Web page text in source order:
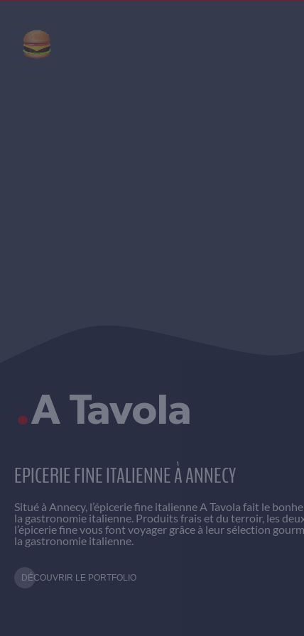
.A Tavola
EPICERIE FINE ITALIENNE À ANNECY
Situé à Annecy, l’épicerie fine italienne A Tavola fait le
la gastronomie italienne. Produits frais et du terroir, les
l’épicerie fine vous font voyager grâce à leur sélection
la gastronomie italienne.
DÉCOUVRIR LE PORTFOLIO